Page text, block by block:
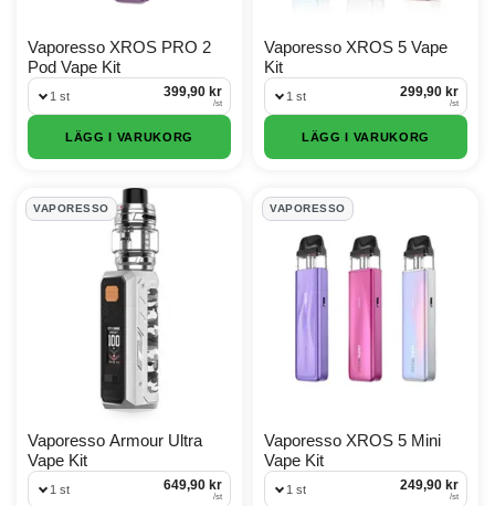
Vaporesso XROS PRO 2
Pod Vape Kit
1 st 399,90 kr
/st
LÄGG I VARUKORG
Vaporesso XROS 5 Vape
Kit
1 st 299,90 kr
/st
LÄGG I VARUKORG
VAPORESSO
Vaporesso Armour Ultra
Vape Kit
1 st 649,90 kr
/st
VAPORESSO
Vaporesso XROS 5 Mini
Vape Kit
1 st 249,90 kr
/st